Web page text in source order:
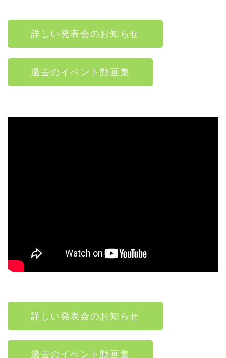
詳しい発表会のお知らせ
過去のイベント動画集
詳しい発表会のお知らせ
過去のイベント動画集